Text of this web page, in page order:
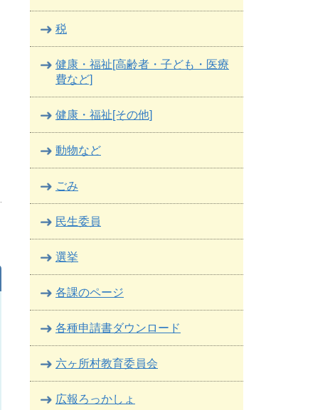
税
健康・福祉[高齢者・子ども・医療
費など]
健康・福祉[その他]
動物など
ごみ
民生委員
選挙
各課のページ
各種申請書ダウンロード
六ヶ所村教育委員会
広報ろっかしょ